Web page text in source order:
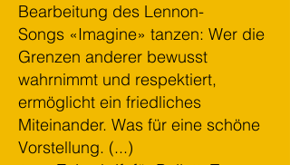
Bearbeitung des Lennon-
Songs «Imagine» tanzen: Wer die
Grenzen anderer bewusst
wahrnimmt und respektiert,
ermöglicht ein friedliches
Miteinander. Was für eine schöne
Vorstellung. (...)